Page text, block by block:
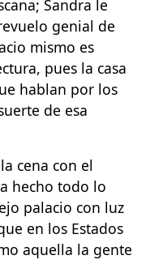
Sandra le
genial de
mismo es
pues la casa
hablan por los
de esa
cena con el
hecho todo lo
palacio con luz
en los Estados
aquella la gente